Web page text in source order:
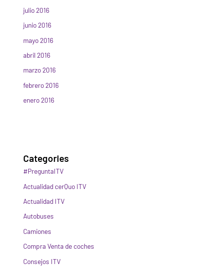
julio 2016
junio 2016
mayo 2016
abril 2016
marzo 2016
febrero 2016
enero 2016
Categories
#PreguntaITV
Actualidad cerQuo ITV
Actualidad ITV
Autobuses
Camiones
Compra Venta de coches
Consejos ITV